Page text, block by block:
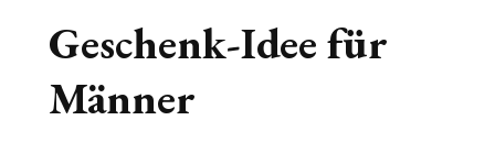
Geschenk-Idee für
Männer